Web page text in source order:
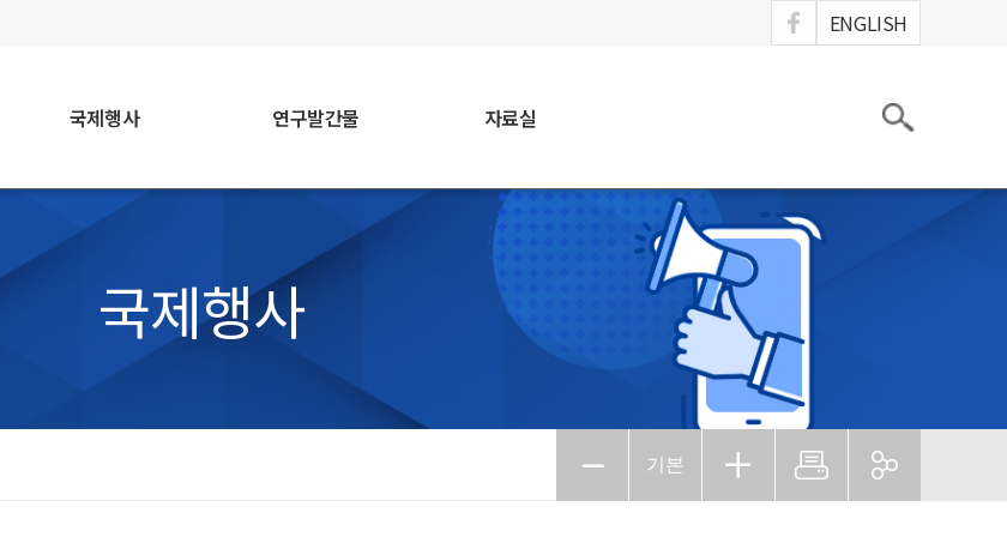
ENGLISH
검색
국제행사 연구발간물 자료실
국제행사
기본